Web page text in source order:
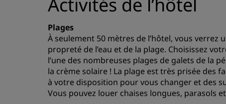
Plages
À seulement 50 mètres de l’hôtel, vous verrez
propreté de l’eau et de la plage. Choisissez
l’une des nombreuses plages de galets de la
la crème solaire ! La plage est très prisée des
à votre disposition pour vous changer et des
Vous pouvez louer chaises longues, parasols